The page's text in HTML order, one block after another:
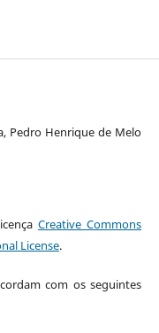
Pedro Henrique de Melo
Creative Commons
License.
com os seguintes